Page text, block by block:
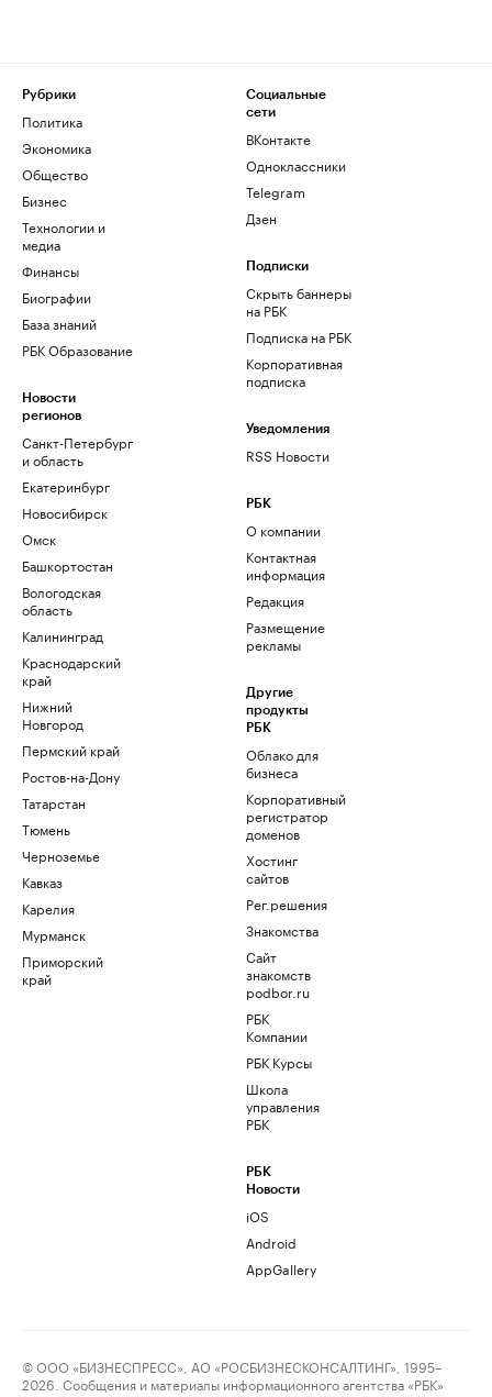
Рубрики
Политика
Экономика
Общество
Бизнес
Технологии и
медиа
Финансы
Биографии
База знаний
РБК Образование
Новости
регионов
Санкт-Петербург
и область
Екатеринбург
Новосибирск
Омск
Башкортостан
Вологодская
область
Калининград
Краснодарский
край
Нижний
Новгород
Пермский край
Ростов-на-Дону
Татарстан
Тюмень
Черноземье
Кавказ
Карелия
Мурманск
Приморский
край
Социальные
сети
ВКонтакте
Одноклассники
Telegram
Дзен
Подписки
Скрыть баннеры
на РБК
Подписка на РБК
Корпоративная
подписка
Уведомления
RSS Новости
РБК
О компании
Контактная
информация
Редакция
Размещение
рекламы
Другие
продукты
РБК
Облако для
бизнеса
Корпоративный
регистратор
доменов
Хостинг
сайтов
Рег.решения
Знакомства
Сайт
знакомств
podbor.ru
РБК
Компании
РБК Курсы
Школа
управления
РБК
РБК
Новости
iOS
Android
AppGallery
© ООО «БИЗНЕСПРЕСС», АО «РОСБИЗНЕСКОНСАЛТИНГ», 1995–
2026. Сообщения и материалы информационного агентства «РБК»